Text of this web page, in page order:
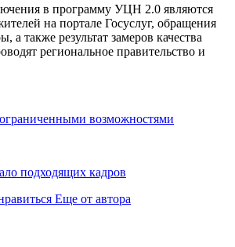
в программу УЦН 2.0 являются
на портале Госуслуг, обращения
также результат замеров качества
региональное правительство и
возможностями
подходящих кадров
Еще от автора